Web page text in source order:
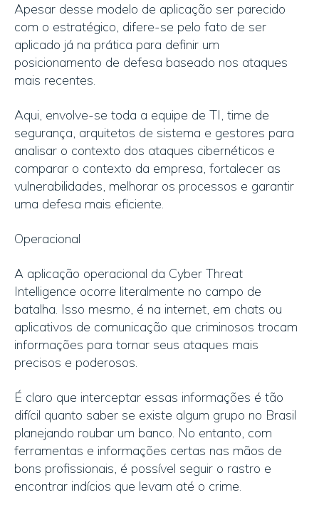
Apesar desse modelo de aplicação ser parecido
com o estratégico, difere-se pelo fato de ser
aplicado já na prática para definir um
posicionamento de defesa baseado nos ataques
mais recentes.
Aqui, envolve-se toda a equipe de TI, time de
segurança, arquitetos de sistema e gestores para
analisar o contexto dos ataques cibernéticos e
comparar o contexto da empresa, fortalecer as
vulnerabilidades, melhorar os processos e garantir
uma defesa mais eficiente.
Operacional
A aplicação operacional da Cyber Threat
Intelligence ocorre literalmente no campo de
batalha. Isso mesmo, é na internet, em chats ou
aplicativos de comunicação que criminosos trocam
informações para tornar seus ataques mais
precisos e poderosos.
É claro que interceptar essas informações é tão
difícil quanto saber se existe algum grupo no Brasil
planejando roubar um banco. No entanto, com
ferramentas e informações certas nas mãos de
bons profissionais, é possível seguir o rastro e
encontrar indícios que levam até o crime.